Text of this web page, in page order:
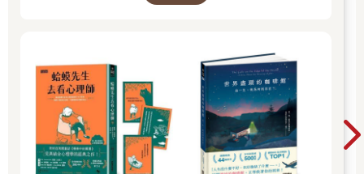
◎細微的生活瑣事即可，開口對她說：「妳一直以來都為我做了
這些事。」
【夫婦腦指南】
女人並不是想要你的稱讚，而是想要你的理解，所以聽到你開口
慰勞她過去的付出，最能夠打動她的心。